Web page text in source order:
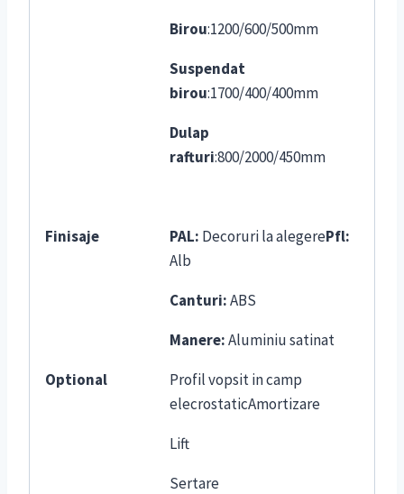
Birou:1200/600/500mm
Suspendat
birou:1700/400/400mm
Dulap
rafturi:800/2000/450mm
Finisaje PAL: Decoruri la alegerePfl:
Alb
Canturi:ABS
Manere:Aluminiu satinat
Optional
Profil vopsit in camp
elecrostaticAmortizare
Lift
Sertare